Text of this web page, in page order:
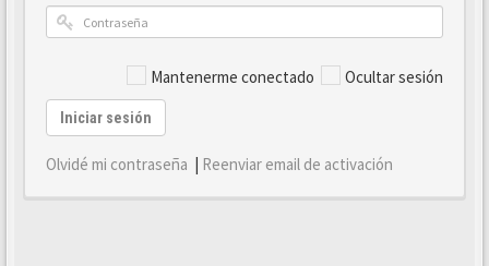
Mantenerme conectado Ocultar sesión
Iniciar sesión
Olvidé mi contraseña | Reenviar email de activación